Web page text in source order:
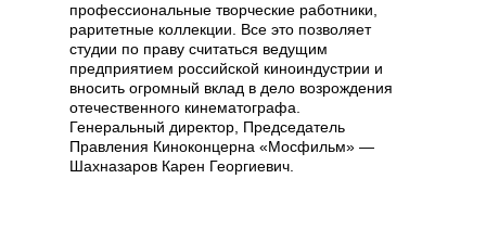
профессиональные творческие работники,
раритетные коллекции. Все это позволяет
студии по праву считаться ведущим
предприятием российской киноиндустрии и
вносить огромный вклад в дело возрождения
отечественного кинематографа.
Генеральный директор, Председатель
Правления Киноконцерна «Мосфильм» —
Шахназаров Карен Георгиевич.